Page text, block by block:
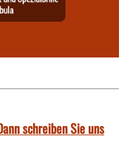
schreiben Sie uns